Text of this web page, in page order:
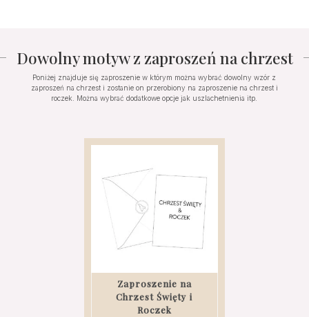
Dowolny motyw z zaproszeń na chrzest
Poniżej znajduje się zaproszenie w którym można wybrać dowolny wzór z
zaproszeń na chrzest i zostanie on przerobiony na zaproszenie na chrzest i
roczek. Można wybrać dodatkowe opcje jak uszlachetnienia itp.
Zaproszenie na
Chrzest Święty i
Roczek